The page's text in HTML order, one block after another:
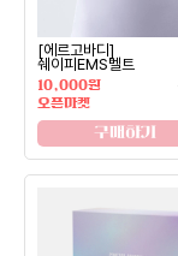
[에르고바디]
쉐이피EMS벨트
10,000원
오픈마켓
구매하기